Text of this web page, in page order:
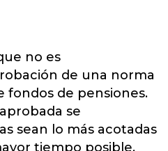
no es
de una norma
fondos de pensiones.
se
sean lo más acotadas
tiempo posible.